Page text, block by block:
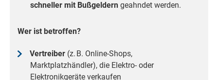
schneller mit Bußgelderngeahndet werden.
Wer ist betroffen?
Vertreiber (z. B. Online-Shops,
Marktplatzhändler), die Elektro- oder
Elektronikgeräte verkaufen